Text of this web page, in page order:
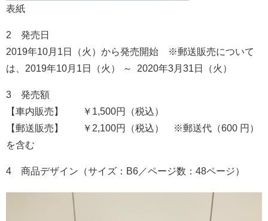
表紙
2 発売日
2019年10月1日（火）から発売開始 ※郵送販売について
は、2019年10月1日（火） ～ 2020年3月31日（火）
3 発売額
【車内販売】 ￥1,500円（税込）
【郵送販売】 ￥2,100円（税込） ※郵送代（600 円）
を含む
4 商品デザイン（サイズ：B6／ページ数：48ページ）